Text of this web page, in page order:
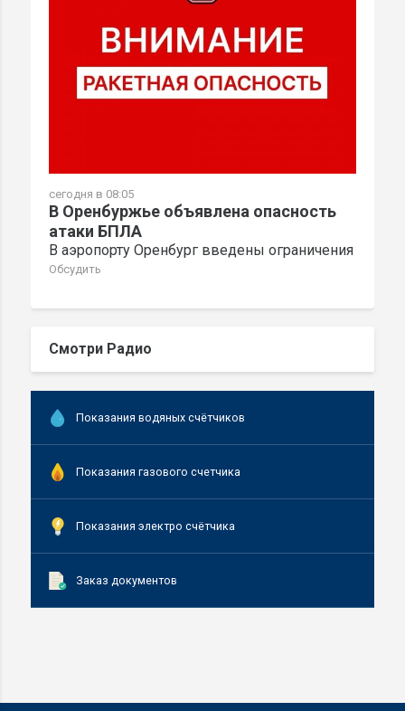
сегодня в 08:05
В Оренбуржье объявлена опасность
атаки БПЛА
В аэропорту Оренбург введены ограничения
Обсудить
Смотри Радио
Показания водяных счётчиков
Показания газового счетчика
Показания электро счётчика
Заказ документов